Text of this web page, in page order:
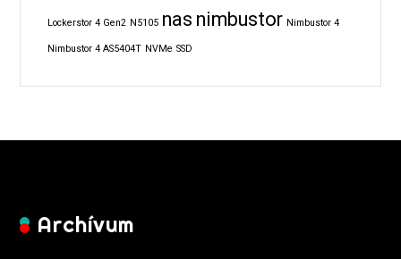
Lockerstor 4 Gen2 N5105 nas nimbustor Nimbustor 4
Nimbustor 4 AS5404T NVMe SSD
Archívum